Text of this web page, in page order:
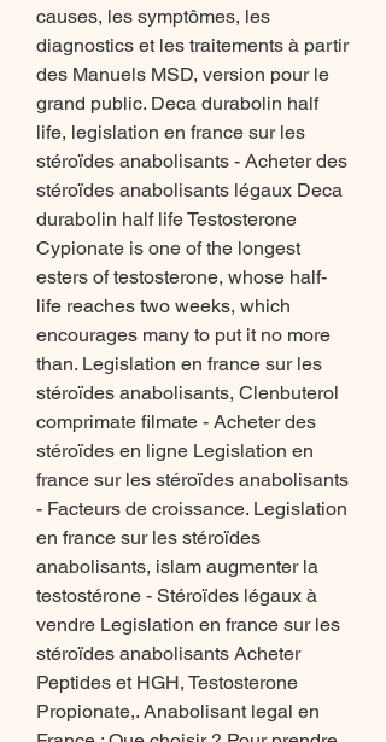
causes, les symptômes, les
diagnostics et les traitements à partir
des Manuels MSD, version pour le
grand public. Deca durabolin half
life, legislation en france sur les
stéroïdes anabolisants - Acheter des
stéroïdes anabolisants légaux Deca
durabolin half life Testosterone
Cypionate is one of the longest
esters of testosterone, whose half-
life reaches two weeks, which
encourages many to put it no more
than. Legislation en france sur les
stéroïdes anabolisants, Clenbuterol
comprimate filmate - Acheter des
stéroïdes en ligne Legislation en
france sur les stéroïdes anabolisants
- Facteurs de croissance. Legislation
en france sur les stéroïdes
anabolisants, islam augmenter la
testostérone - Stéroïdes légaux à
vendre Legislation en france sur les
stéroïdes anabolisants Acheter
Peptides et HGH, Testosterone
Propionate,. Anabolisant legal en